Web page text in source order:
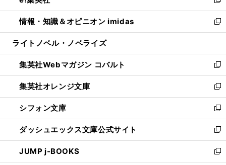
開
く
ウ
で
開
ン
ド
ウ
開
く
ウ
ィ
ン
ウ
で
開
く
新
し
い
ウ
ン
ド
ウ
で
開
く
情報・知識＆オピニオン imidas
新
し
ウ
ィ
ン
ド
ウ
で
開
く
ライトノベル・ノベライズ
集英社Webマガジン コバルト
新
し
い
ウ
ィ
ン
ド
ウ
で
開
集英社オレンジ文庫
新
し
い
ウ
ィ
ン
ド
ウ
シフォン文庫
新
し
い
ウ
ィ
ン
ダッシュエックス文庫公式サイト
新
し
い
JUMP j-BOOKS
新